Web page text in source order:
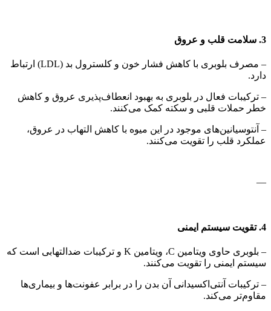
3. سلامت قلب و عروق
– مصرف بلوبری با کاهش فشار خون و کلسترول بد (LDL) ارتباط
دارد.
– ترکیبات فعال در بلوبری به بهبود انعطاف‌پذیری عروق و کاهش
خطر حملات قلبی و سکته کمک می‌کنند.
– آنتوسیانین‌های موجود در این میوه با کاهش التهاب در عروق،
عملکرد قلب را تقویت می‌کنند.
—
4. تقویت سیستم ایمنی
– بلوبری حاوی ویتامین C، ویتامین K و ترکیبات ضدالتهابی است که
سیستم ایمنی را تقویت می‌کنند.
– ترکیبات آنتی‌اکسیدانی آن بدن را در برابر عفونت‌ها و بیماری‌ها
مقاوم‌تر می‌کند.